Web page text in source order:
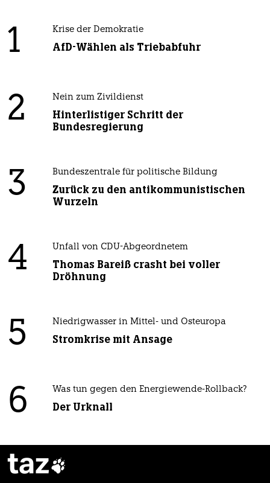
1 Krise der Demokratie
AfD-Wählen als Triebabfuhr
2 Nein zum Zivildienst
Hinterlistiger Schritt der
Bundesregierung
3 Bundeszentrale für politische Bildung
Zurück zu den antikommunistischen
Wurzeln
4 Unfall von CDU-Abgeordnetem
Thomas Bareiß crasht bei voller
Dröhnung
5 Niedrigwasser in Mittel- und Osteuropa
Stromkrise mit Ansage
6 Was tun gegen den Energiewende-Rollback?
Der Urknall
taz